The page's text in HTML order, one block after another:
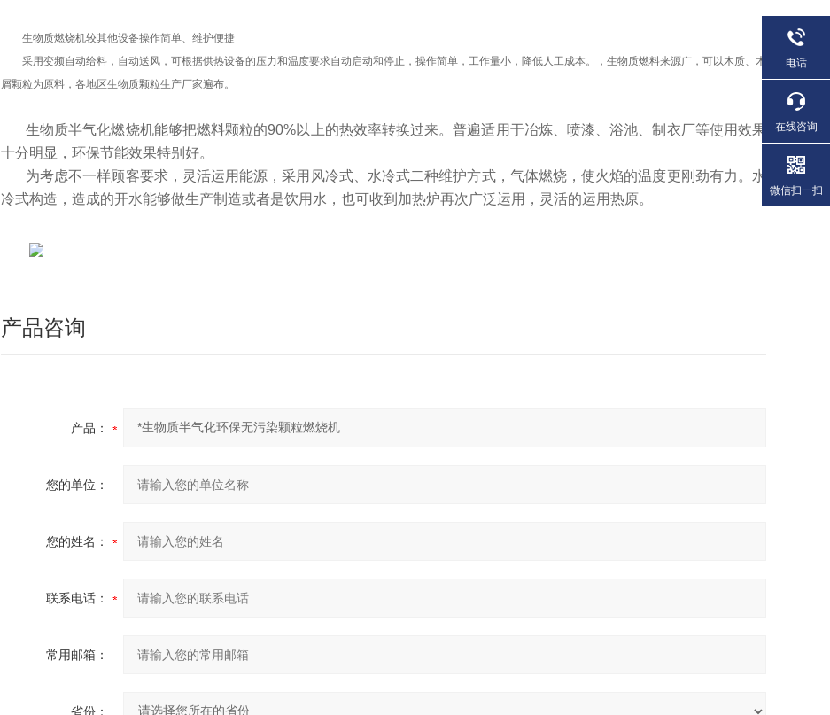
生物质燃烧机较其他设备操作简单、维护便捷
采用变频自动给料，自动送风，可根据供热设备的压力和温度要求自动启动和停止，操作简单，工作量小，降低人工成本。，生物质燃料来源广，可以木质、木
屑颗粒为原料，各地区生物质颗粒生产厂家遍布。
生物质半气化燃烧机能够把燃料颗粒的90%以上的热效率转换过来。普遍适用于冶炼、喷漆、浴池、制衣厂等使用效果
十分明显，环保节能效果特别好。
为考虑不一样顾客要求，灵活运用能源，采用风冷式、水冷式二种维护方式，气体燃烧，使火焰的温度更刚劲有力。水
冷式构造，造成的开水能够做生产制造或者是饮用水，也可收到加热炉再次广泛运用，灵活的运用热原。
产品咨询
产品：
您的单位：
您的姓名：
联系电话：
常用邮箱：
省份：
电话
在线咨询
微信扫一扫